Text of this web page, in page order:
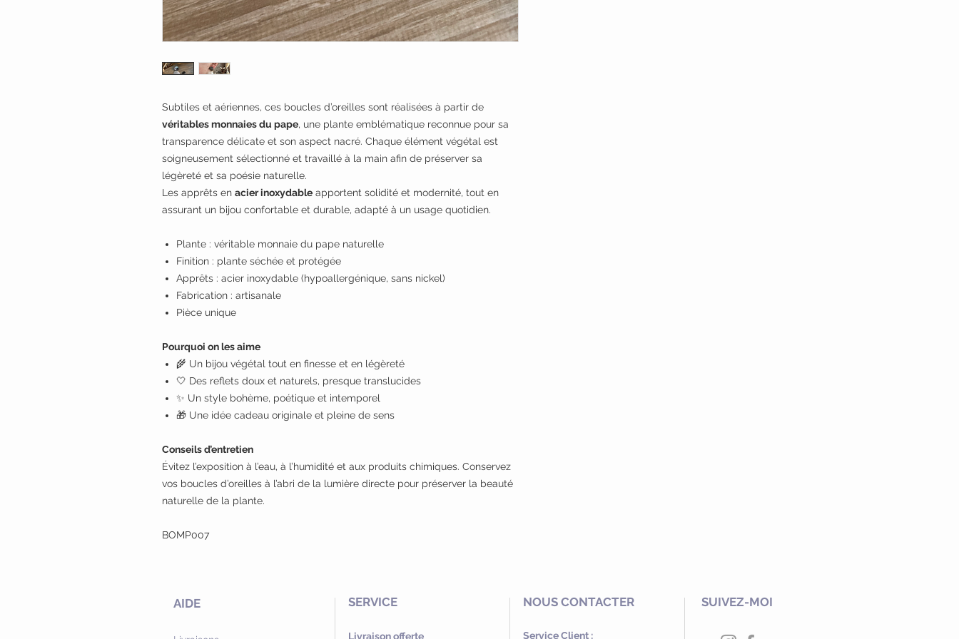
Subtiles et aériennes, ces boucles d’oreilles sont réalisées à partir de
véritables monnaies du pape, une plante emblématique reconnue pour sa
transparence délicate et son aspect nacré. Chaque élément végétal est
soigneusement sélectionné et travaillé à la main afin de préserver sa
légèreté et sa poésie naturelle.
Les apprêts en acier inoxydable apportent solidité et modernité, tout en
assurant un bijou confortable et durable, adapté à un usage quotidien.
Plante : véritable monnaie du pape naturelle
Finition : plante séchée et protégée
Apprêts : acier inoxydable (hypoallergénique, sans nickel)
Fabrication : artisanale
Pièce unique
Pourquoi on les aime
🌾 Un bijou végétal tout en finesse et en légèreté
🤍 Des reflets doux et naturels, presque translucides
✨ Un style bohème, poétique et intemporel
🎁 Une idée cadeau originale et pleine de sens
Conseils d’entretien
Évitez l’exposition à l’eau, à l’humidité et aux produits chimiques. Conservez
vos boucles d’oreilles à l’abri de la lumière directe pour préserver la beauté
naturelle de la plante.
BOMP007
AIDE SERVICE
Livraison offerte
NOUS CONTACTER
Service Client :
SUIVEZ-MOI